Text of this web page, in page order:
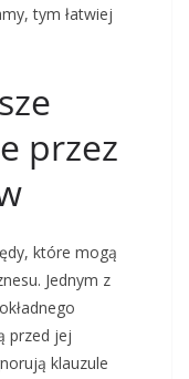
tym łatwiej
przez
które mogą
Jednym z
przed jej
klauzule